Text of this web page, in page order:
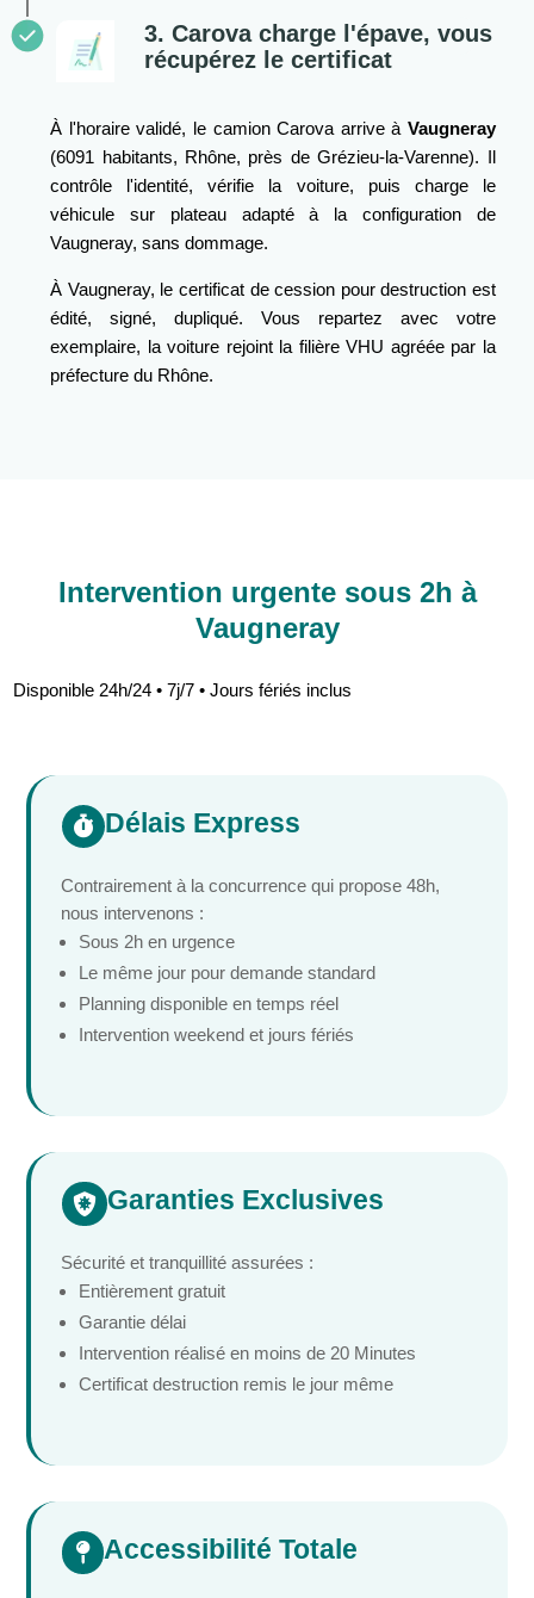
3. Carova charge l'épave, vous
récupérez le certificat
À l'horaire validé, le camion Carova arrive à Vaugneray
(6091 habitants, Rhône, près de Grézieu-la-Varenne). Il
contrôle l'identité, vérifie la voiture, puis charge le
véhicule sur plateau adapté à la configuration de
Vaugneray, sans dommage.
À Vaugneray, le certificat de cession pour destruction est
édité, signé, dupliqué. Vous repartez avec votre
exemplaire, la voiture rejoint la filière VHU agréée par la
préfecture du Rhône.
Intervention urgente sous 2h à
Vaugneray
Disponible 24h/24 • 7j/7 • Jours fériés inclus
 Délais Express
Contrairement à la concurrence qui propose 48h,
nous intervenons :
Sous 2h en urgence
Le même jour pour demande standard
Planning disponible en temps réel
Intervention weekend et jours fériés
 Garanties Exclusives
Sécurité et tranquillité assurées :
Entièrement gratuit
Garantie délai
Intervention réalisé en moins de 20 Minutes
Certificat destruction remis le jour même
 Accessibilité Totale